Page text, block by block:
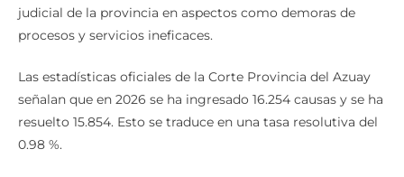
judicial de la provincia en aspectos como demoras de
procesos y servicios ineficaces.
Las estadísticas oficiales de la Corte Provincia del Azuay
señalan que en 2026 se ha ingresado 16.254 causas y se ha
resuelto 15.854. Esto se traduce en una tasa resolutiva del
0.98 %.